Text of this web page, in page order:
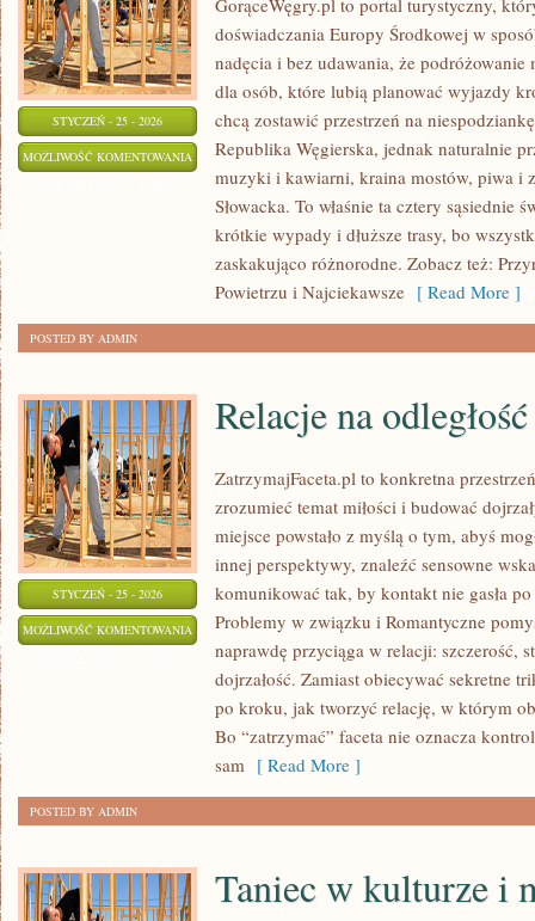
STYCZEŃ - 25 - 2026
MOŻLIWOŚĆ KOMENTOWANIA ZJAWISKOWA
PRZYRODA
GorąceWęgry.pl to portal turystyczny,
doświadczania Europy Środkowej w
nadęcia i bez udawania, że podróżowanie
dla osób, które lubią planować wyjazdy
chcą zostawić przestrzeń na
Republika Węgierska, jednak naturalnie
muzyki i kawiarni, kraina mostów, piwa i
Słowacka. To właśnie ta cztery sąsiednie
krótkie wypady i dłuższe trasy, bo
zaskakująco różnorodne. Zobacz też:
Powietrzu i Najciekawsze [ Read More ]
POSTED BY ADMIN
STYCZEŃ - 25 - 2026
MOŻLIWOŚĆ KOMENTOWANIA RELACJE
ODLEGŁOŚĆ
Relacje na odległość
ZatrzymajFaceta.pl to konkretna
zrozumieć temat miłości i budować
miejsce powstało z myślą o tym, abyś
innej perspektywy, znaleźć sensowne
komunikować tak, by kontakt nie gasła
Problemy w związku i Romantyczne
naprawdę przyciąga w relacji: szczerość,
dojrzałość. Zamiast obiecywać sekretne
po kroku, jak tworzyć relację, w którym
Bo “zatrzymać” faceta nie oznacza
sam [ Read More ]
POSTED BY ADMIN
Taniec w kulturze i